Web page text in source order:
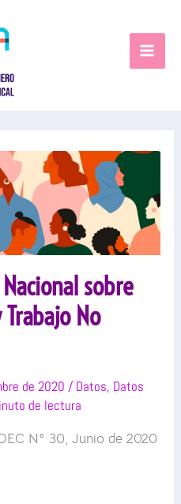
sobre
No
de 2020/ Datos, Datos
de lectura
N° 30, Junio de 2020